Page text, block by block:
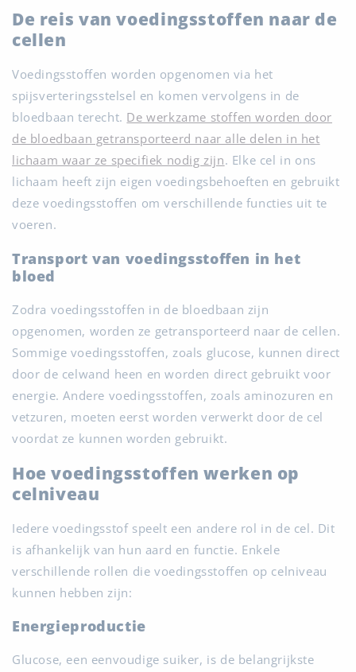
De reis van voedingsstoffen naar de
cellen
Voedingsstoffen worden opgenomen via het
spijsverteringsstelsel en komen vervolgens in de
bloedbaan terecht. De werkzame stoffen worden door
de bloedbaan getransporteerd naar alle delen in het
lichaam waar ze specifiek nodig zijn. Elke cel in ons
lichaam heeft zijn eigen voedingsbehoeften en gebruikt
deze voedingsstoffen om verschillende functies uit te
voeren.
Transport van voedingsstoffen in het
bloed
Zodra voedingsstoffen in de bloedbaan zijn
opgenomen, worden ze getransporteerd naar de cellen.
Sommige voedingsstoffen, zoals glucose, kunnen direct
door de celwand heen en worden direct gebruikt voor
energie. Andere voedingsstoffen, zoals aminozuren en
vetzuren, moeten eerst worden verwerkt door de cel
voordat ze kunnen worden gebruikt.
Hoe voedingsstoffen werken op
celniveau
Iedere voedingsstof speelt een andere rol in de cel. Dit
is afhankelijk van hun aard en functie. Enkele
verschillende rollen die voedingsstoffen op celniveau
kunnen hebben zijn:
Energieproductie
Glucose, een eenvoudige suiker, is de belangrijkste